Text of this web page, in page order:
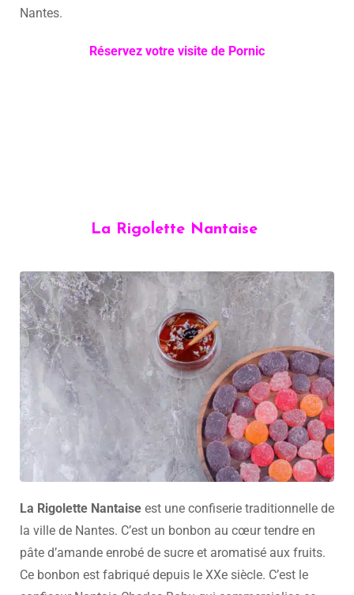
Nantes.
Réservez votre visite de Pornic
La Rigolette Nantaise
La Rigolette Nantaise est une confiserie traditionnelle de
la ville de Nantes. C’est un bonbon au cœur tendre en
pâte d’amande enrobé de sucre et aromatisé aux fruits.
Ce bonbon est fabriqué depuis le XXe siècle. C’est le